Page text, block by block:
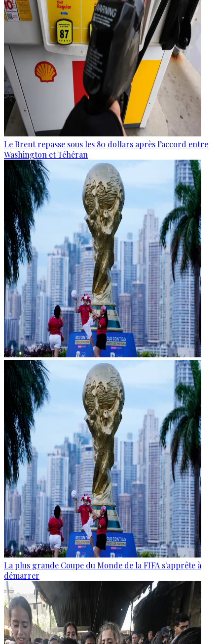
Le Brent repasse sous les 80 dollars après l’accord entre
Washington et Téhéran
La plus grande Coupe du Monde de la FIFA s'apprête à
démarrer